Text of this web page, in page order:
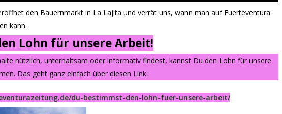
den Bauernmarkt in La Lajita und verrät uns, wann man auf Fuerteventura
kann.
Lohn für unsere Arbeit!
nützlich, unterhaltsam oder informativ findest, kannst Du den Lohn für unsere
Das geht ganz einfach über diesen Link:
du-bestimmst-den-lohn-fuer-unsere-arbeit/